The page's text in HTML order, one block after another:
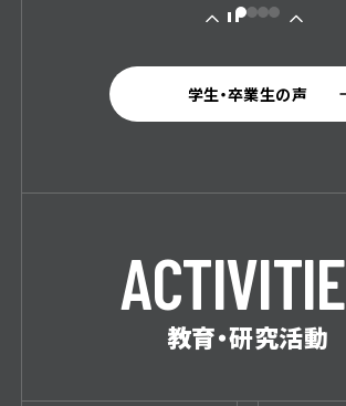
学生・卒業生の声
ACTIVITIE
教育・研究活動